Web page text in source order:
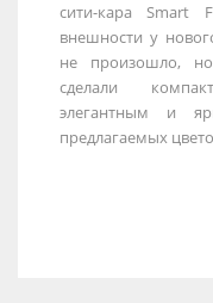
сити-кара Smart
внешности у
не произошло,
сделали
элегантным и
предлагаемых